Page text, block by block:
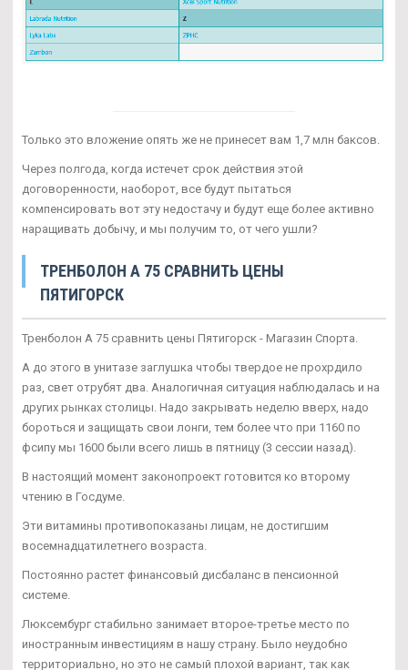
Только это вложение опять же не принесет вам 1,7 млн баксов.
Через полгода, когда истечет срок действия этой
договоренности, наоборот, все будут пытаться
компенсировать вот эту недостачу и будут еще более активно
наращивать добычу, и мы получим то, от чего ушли?
ТРЕНБОЛОН A 75 СРАВНИТЬ ЦЕНЫ
ПЯТИГОРСК
Тренболон A 75 сравнить цены Пятигорск - Магазин Спорта.
А до этого в унитазе заглушка чтобы твердое не прохрдило
раз, свет отрубят два. Аналогичная ситуация наблюдалась и на
других рынках столицы. Надо закрывать неделю вверх, надо
бороться и защищать свои лонги, тем более что при 1160 по
фсипу мы 1600 были всего лишь в пятницу (3 сессии назад).
В настоящий момент законопроект готовится ко второму
чтению в Госдуме.
Эти витамины противопоказаны лицам, не достигшим
восемнадцатилетнего возраста.
Постоянно растет финансовый дисбаланс в пенсионной
системе.
Люксембург стабильно занимает второе-третье место по
иностранным инвестициям в нашу страну. Было неудобно
территориально, но это не самый плохой вариант, так как